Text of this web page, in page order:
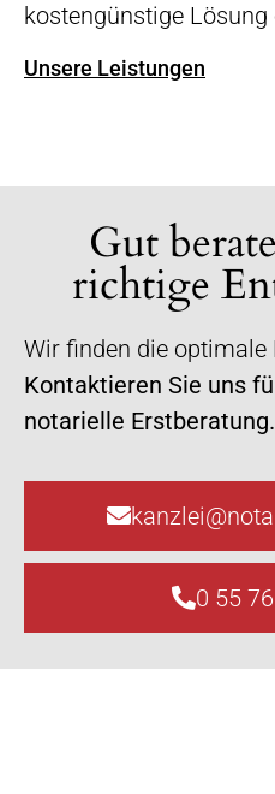
kostengünstige Lösung
Unsere Leistungen
Gut
richtige
Wir finden die optimale
Kontaktieren Sie uns
notarielle Erstberatung.
0 55